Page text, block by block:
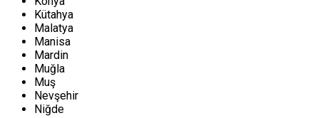
Kütahya
Malatya
Manisa
Mardin
Muğla
Muş
Nevşehir
Niğde